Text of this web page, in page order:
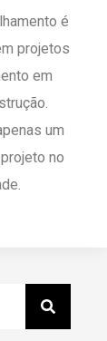
é
projetos
em
um
no